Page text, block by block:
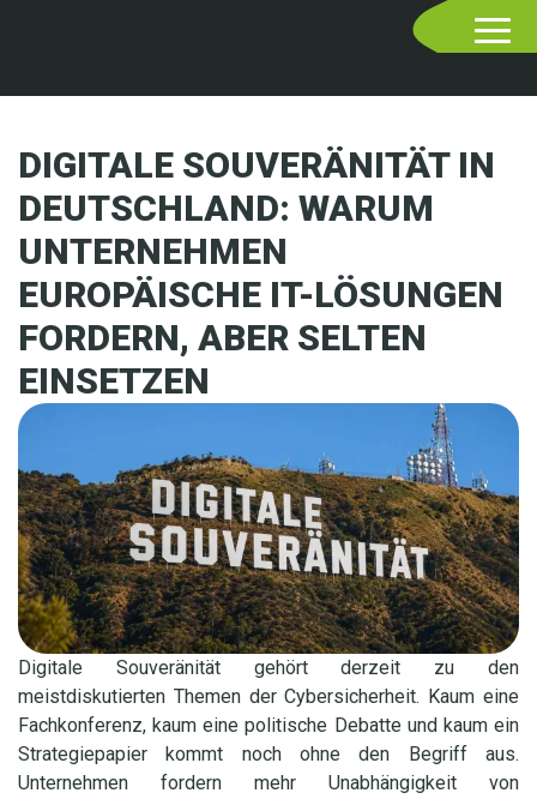
DIGITALE SOUVERÄNITÄT IN
DEUTSCHLAND: WARUM
UNTERNEHMEN
EUROPÄISCHE IT-LÖSUNGEN
FORDERN, ABER SELTEN
EINSETZEN
Digitale Souveränität gehört derzeit zu den
meistdiskutierten Themen der Cybersicherheit. Kaum eine
Fachkonferenz, kaum eine politische Debatte und kaum ein
Strategiepapier kommt noch ohne den Begriff aus.
Unternehmen fordern mehr Unabhängigkeit von